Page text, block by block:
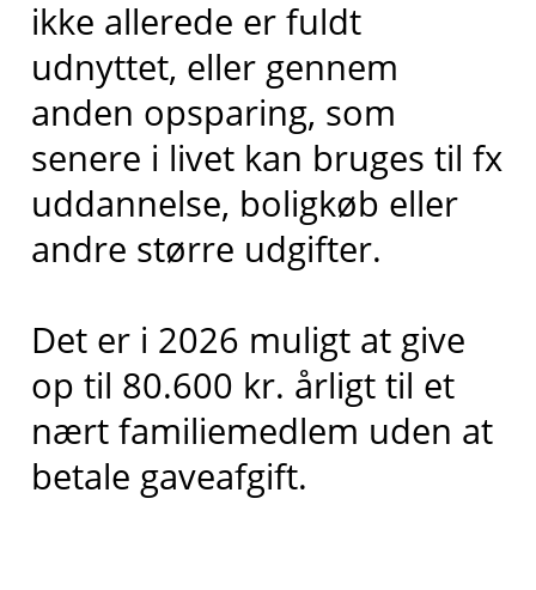
ikke allerede er fuldt
udnyttet, eller gennem
anden opsparing, som
senere i livet kan bruges til fx
uddannelse, boligkøb eller
andre større udgifter.
Det er i 2026 muligt at give
op til 80.600 kr. årligt til et
nært familiemedlem uden at
betale gaveafgift.